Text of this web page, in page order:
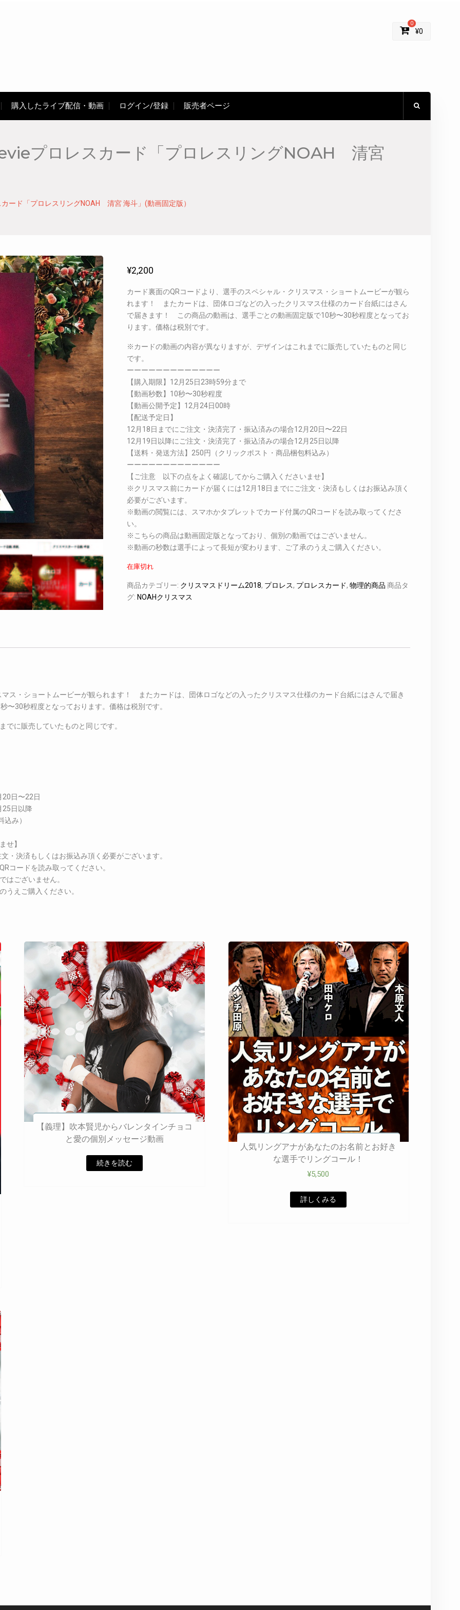
0
¥0
購入したライブ配信・動画 ログイン/登録 販売者ページ
プロレスカード「プロレスリングNOAH 清宮
ード「プロレスリングNOAH 清宮 海斗」(動画固定版）
¥2,200
カード裏面のQRコードより、選手のスペシャル・クリスマス・ショートムービーが観ら
れます！ またカードは、団体ロゴなどの入ったクリスマス仕様のカード台紙にはさん
で届きます！ この商品の動画は、選手ごとの動画固定版で10秒〜30秒程度となってお
ります。価格は税別です。
※カードの動画の内容が異なりますが、デザインはこれまでに販売していたものと同じ
です。
ーーーーーーーーーーーーー
【購入期限】12月25日23時59分まで
【動画秒数】10秒〜30秒程度
【動画公開予定】12月24日00時
【配送予定日】
12月18日までにご注文・決済完了・振込済みの場合12月20日〜22日
12月19日以降にご注文・決済完了・振込済みの場合12月25日以降
【送料・発送方法】250円（クリックポスト・商品梱包料込み）
ーーーーーーーーーーーーー
【ご注意 以下の点をよく確認してからご購入くださいませ】
※クリスマス前にカードが届くには12月18日までにご注文・決済もしくはお振込み頂く
必要がございます。
※動画の閲覧には、スマホかタブレットでカード付属のQRコードを読み取ってくださ
い。
※こちらの商品は動画固定版となっており、個別の動画ではございません。
※動画の秒数は選手によって長短が変わります、ご了承のうえご購入ください。
在庫切れ
商品カテゴリー: クリスマスドリーム2018, プロレス, プロレスカード, 物理的商品 商品タ
グ: NOAHクリスマス
ス・ショートムービーが観られます！ またカードは、団体ロゴなどの入ったクリスマス仕様のカード台紙にはさんで届き
30秒程度となっております。価格は税別です。
に販売していたものと同じです。
日〜22日
25日以降
み）
せ】
決済もしくはお振込み頂く必要がございます。
コードを読み取ってください。
はございません。
えご購入ください。
【義理】吹本賢児からバレンタインチョコ
と愛の個別メッセージ動画
続きを読む
人気リングアナがあなたのお名前とお好き
な選手でリングコール！
¥5,500
詳しくみる